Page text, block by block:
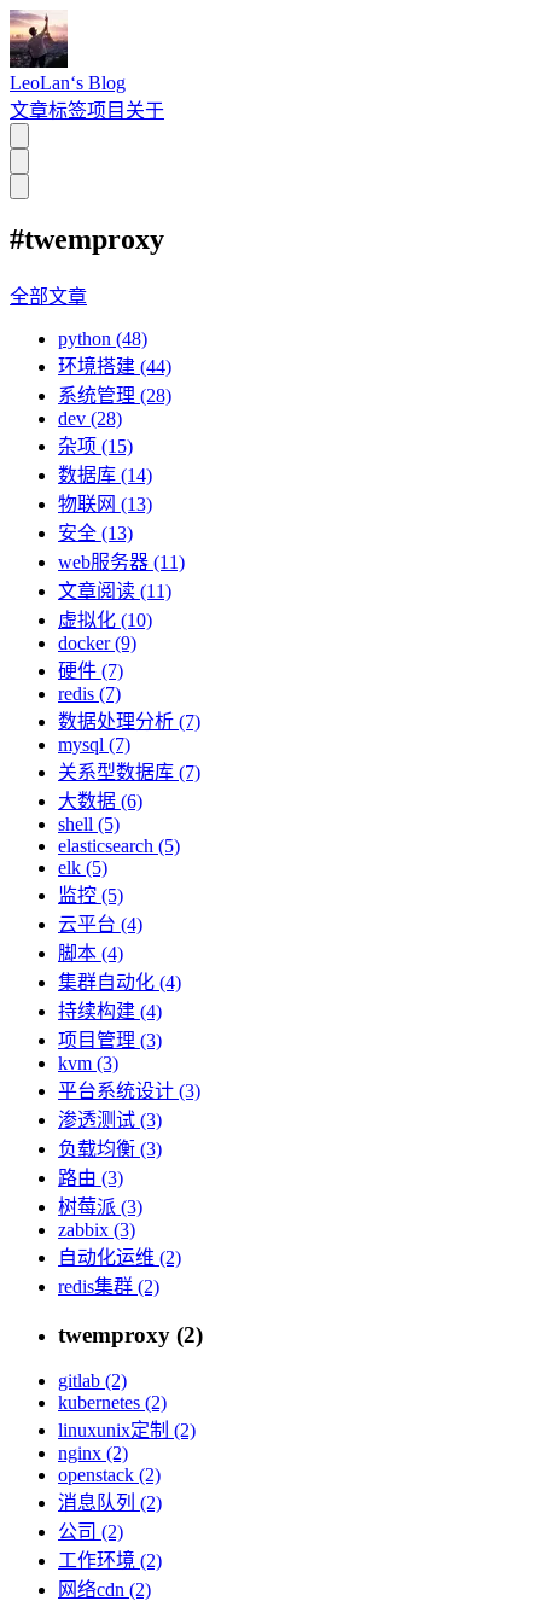
LeoLan‘s Blog
文章标签项目 关于
#twemproxy
全部文章
python (48)
环境搭建 (44)
系统管理 (28)
dev (28)
杂项 (15)
数据库 (14)
物联网 (13)
安全 (13)
web服务器 (11)
文章阅读 (11)
虚拟化 (10)
docker (9)
硬件 (7)
redis (7)
数据处理分析 (7)
mysql (7)
关系型数据库 (7)
大数据 (6)
shell (5)
elasticsearch (5)
elk (5)
监控 (5)
云平台 (4)
脚本 (4)
集群自动化 (4)
持续构建 (4)
项目管理 (3)
kvm (3)
平台系统设计 (3)
渗透测试 (3)
负载均衡 (3)
路由 (3)
树莓派 (3)
zabbix (3)
自动化运维 (2)
redis集群 (2)
twemproxy (2)
gitlab (2)
kubernetes (2)
linuxunix定制 (2)
nginx (2)
openstack (2)
消息队列 (2)
公司 (2)
工作环境 (2)
网络cdn (2)